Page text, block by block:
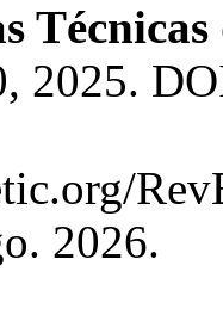
2025.
2026.